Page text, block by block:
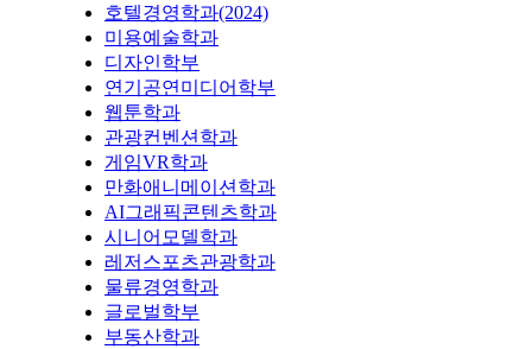
호텔경영학과(2024)
미용예술학과
디자인학부
연기공연미디어학부
웹툰학과
관광컨벤션학과
게임VR학과
만화애니메이션학과
AI그래픽콘텐츠학과
시니어모델학과
레저스포츠관광학과
물류경영학과
글로벌학부
부동산학과